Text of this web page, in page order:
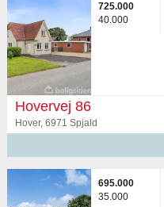
725.000
40.000
Hovervej 86
Hover, 6971 Spjald
695.000
35.000